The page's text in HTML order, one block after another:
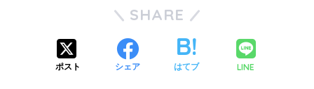
SHARE
ポスト シェア はてブ LINE